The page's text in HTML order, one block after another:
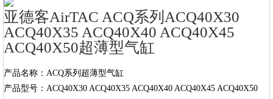
亚德客AirTAC ACQ系列ACQ40X30
ACQ40X35 ACQ40X40 ACQ40X45
ACQ40X50超薄型气缸
产品名称：ACQ系列超薄型气缸
产品型号：ACQ40X30 ACQ40X35 ACQ40X40 ACQ40X45 ACQ40X50